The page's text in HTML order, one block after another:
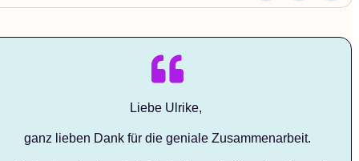
Liebe Ulrike,
ganz lieben Dank für die geniale Zusammenarbeit.